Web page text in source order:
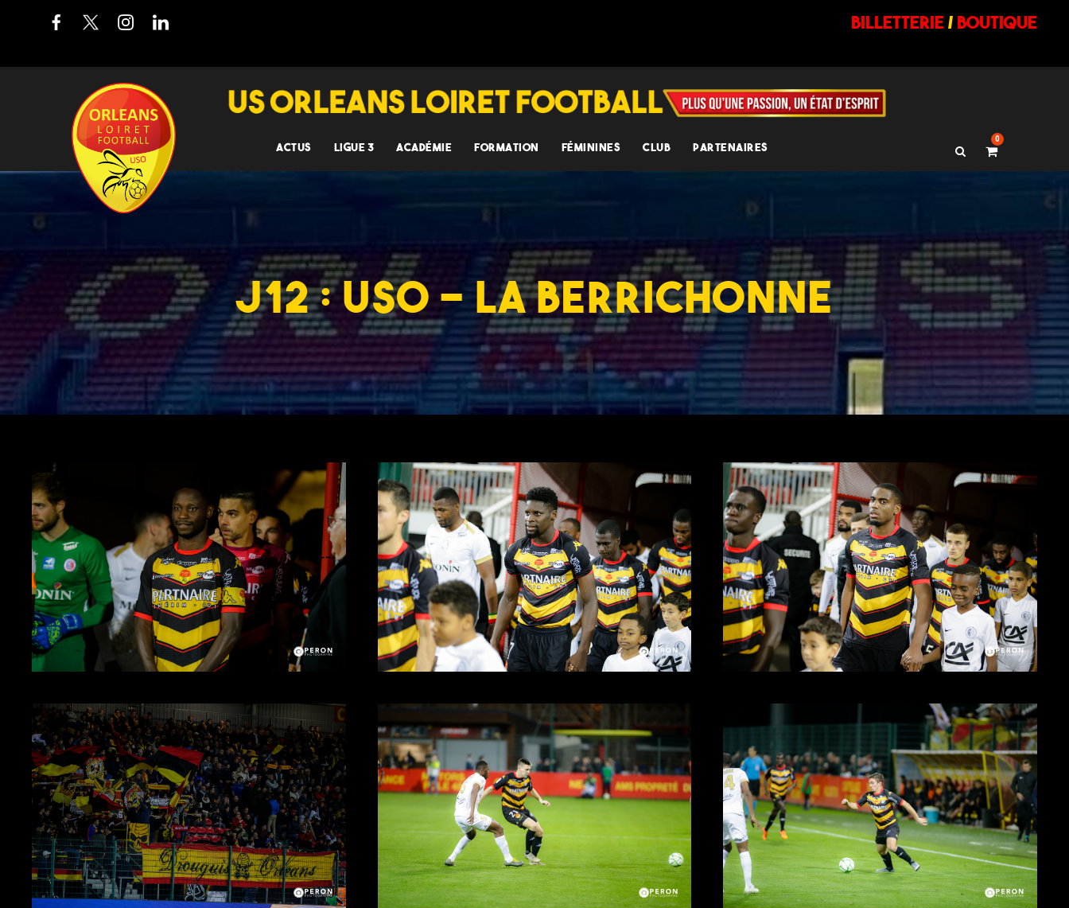
billetterie/ BOUTIQUE
ACTUS LIGUE 3 ACADÉMIE FORMATION FÉMININES CLUB PARTENAIRES
0
J12 : USO – LA BERRICHONNE